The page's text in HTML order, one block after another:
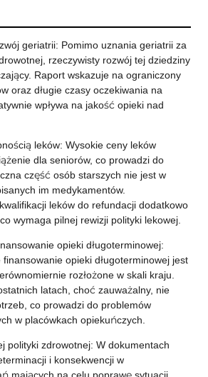
geriatrii: Pomimo uznania geriatrii za
rzeczywisty rozwój tej dziedziny
Raport wskazuje na ograniczony
oraz długie czasy oczekiwania na
wpływa na jakość opieki nad
leków: Wysokie ceny leków
dla seniorów, co prowadzi do
część osób starszych nie jest w
im medykamentów.
leków do refundacji dodatkowo
wymaga pilnej rewizji polityki lekowej.
opieki długoterminowej:
opieki długoterminowej jest
rozłożone w skali kraju.
latach, choć zauważalny, nie
co prowadzi do problemów
w placówkach opiekuńczych.
polityki zdrowotnej: W dokumentach
i konsekwencji w